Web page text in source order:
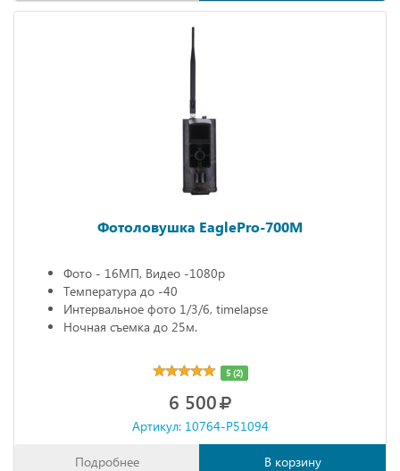
Фотоловушка EaglePro-700M
Фото - 16МП, Видео -1080р
Температура до -40
Интервальное фото 1/3/6, timelapse
Ночная съемка до 25м.
5 (2)
6 500
Артикул: 10764-P51094
Подробнее В корзину